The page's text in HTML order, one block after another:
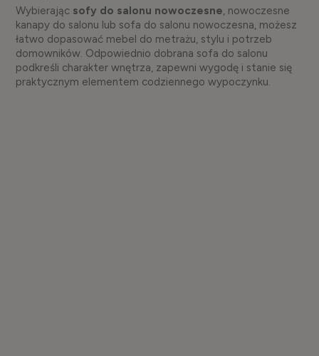
Wybierając sofy do salonu nowoczesne, nowoczesne
kanapy do salonu lub sofa do salonu nowoczesna, możesz
łatwo dopasować mebel do metrażu, stylu i potrzeb
domowników. Odpowiednio dobrana sofa do salonu
podkreśli charakter wnętrza, zapewni wygodę i stanie się
praktycznym elementem codziennego wypoczynku.